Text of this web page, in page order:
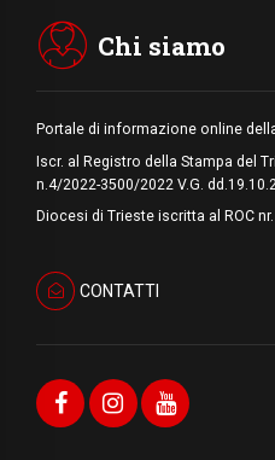
rivelazione di
Chi siamo
Portale di informazione online
Iscr. al Registro della Stampa del
n.4/2022-3500/2022 V.G.
Diocesi di Trieste iscritta al ROC
CONTATTI